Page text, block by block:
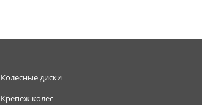
Колесные диски
Крепеж колес